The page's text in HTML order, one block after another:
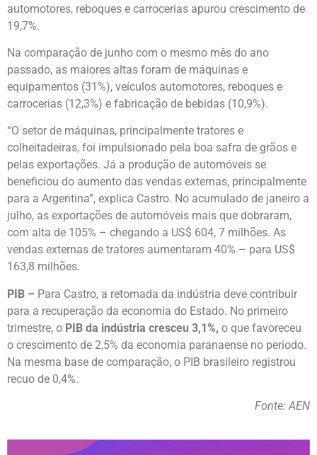
automotores, reboques e carrocerias apurou crescimento de
19,7%.
Na comparação de junho com o mesmo mês do ano
passado, as maiores altas foram de máquinas e
equipamentos (31%), veículos automotores, reboques e
carrocerias (12,3%) e fabricação de bebidas (10,9%).
“O setor de máquinas, principalmente tratores e
colheitadeiras, foi impulsionado pela boa safra de grãos e
pelas exportações. Já a produção de automóveis se
beneficiou do aumento das vendas externas, principalmente
para a Argentina”, explica Castro. No acumulado de janeiro a
julho, as exportações de automóveis mais que dobraram,
com alta de 105% – chegando a US$ 604, 7 milhões. As
vendas externas de tratores aumentaram 40% – para US$
163,8 milhões.
PIB – Para Castro, a retomada da indústria deve contribuir
para a recuperação da economia do Estado. No primeiro
trimestre, o PIB da indústria cresceu 3,1%, o que favoreceu
o crescimento de 2,5% da economia paranaense no período.
Na mesma base de comparação, o PIB brasileiro registrou
recuo de 0,4%.
Fonte: AEN